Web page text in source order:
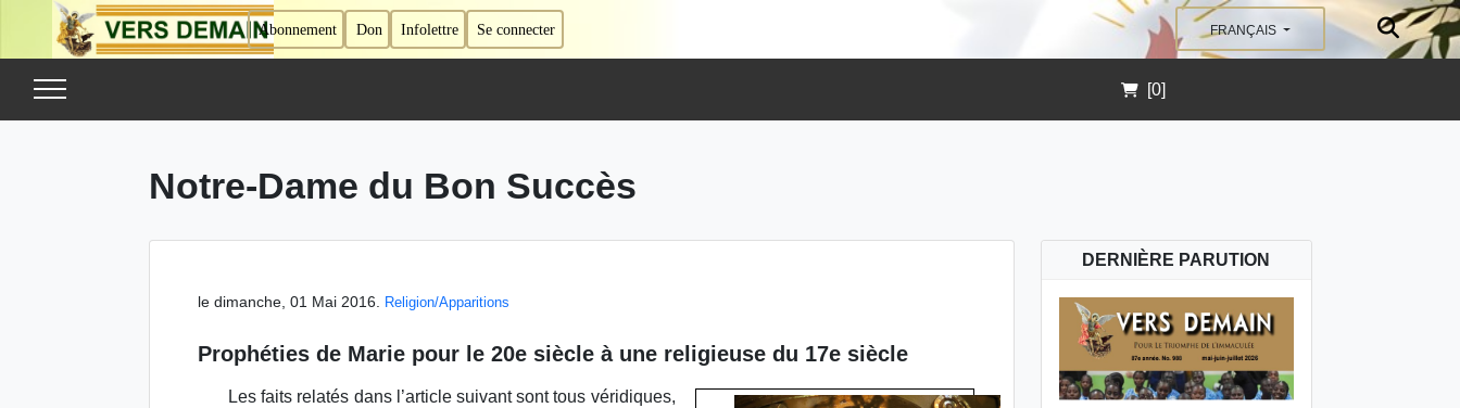
Abonnement Don Infolettre Se connecter FRANÇAIS
[0]
Notre-Dame du Bon Succès
le dimanche, 01 Mai 2016. Religion/Apparitions
Prophéties de Marie pour le 20e siècle à une religieuse du 17e siècle
Les faits relatés dans l’article suivant sont tous véridiques,
DERNIÈRE PARUTION